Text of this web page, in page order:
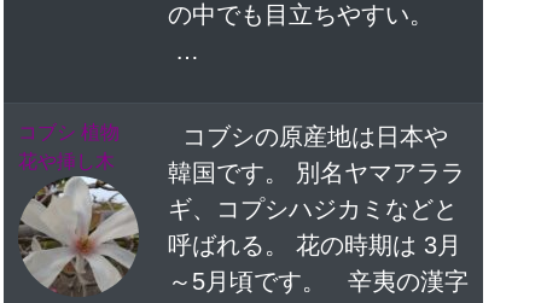
の中でも目立ちやすい。
…
コブシ 植物
花や挿し木
コブシの原産地は日本や
韓国です。 別名ヤマアララ
ギ、コプシハジカミなどと
呼ばれる。 花の時期は 3月
～5月頃です。 辛夷の漢字